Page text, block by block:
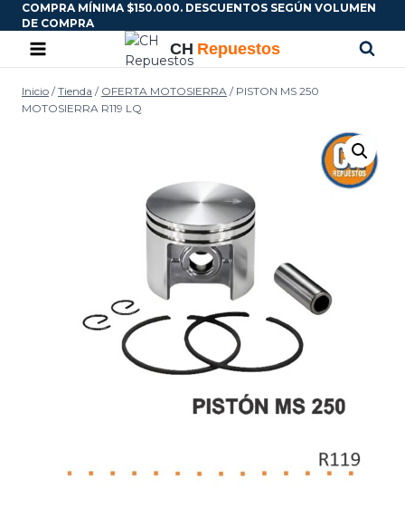
COMPRA MÍNIMA $150.000. DESCUENTOS SEGÚN VOLUMEN
DE COMPRA
Inicio / Tienda / OFERTA MOTOSIERRA / PISTON MS 250
MOTOSIERRA R119 LQ